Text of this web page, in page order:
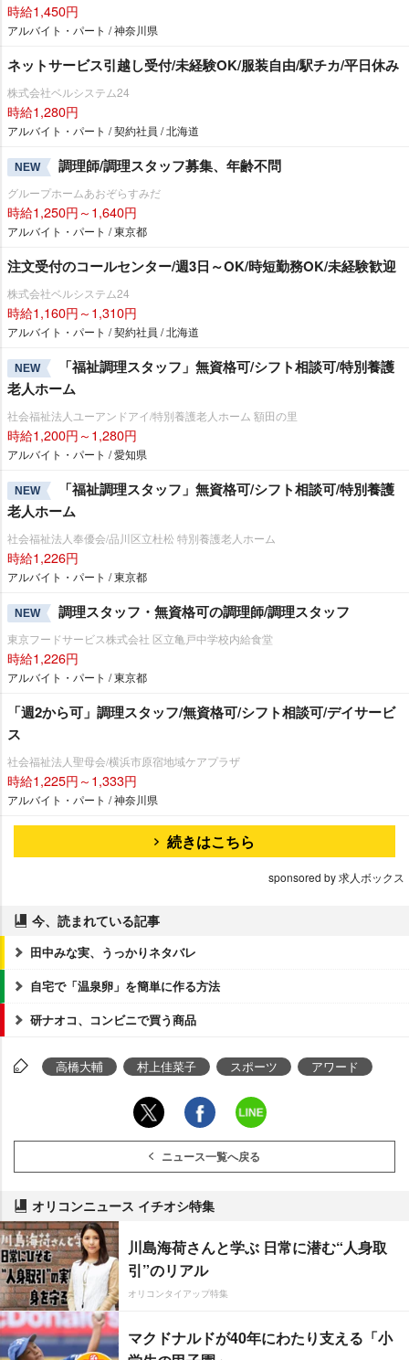
時給1,450円
アルバイト・パート / 神奈川県
ネットサービス引越し受付/未経験OK/服装自由/駅チカ/平日休み
株式会社ベルシステム24
時給1,280円
アルバイト・パート / 契約社員 / 北海道
NEW 調理師/調理スタッフ募集、年齢不問
グループホームあおぞらすみだ
時給1,250円～1,640円
アルバイト・パート / 東京都
注文受付のコールセンター/週3日～OK/時短勤務OK/未経験歓迎
株式会社ベルシステム24
時給1,160円～1,310円
アルバイト・パート / 契約社員 / 北海道
NEW
「福祉調理スタッフ」無資格可/シフト相談可/特別養護
老人ホーム
社会福祉法人ユーアンドアイ/特別養護老人ホーム 額田の里
時給1,200円～1,280円
アルバイト・パート / 愛知県
NEW
「福祉調理スタッフ」無資格可/シフト相談可/特別養護
老人ホーム
社会福祉法人奉優会/品川区立杜松 特別養護老人ホーム
時給1,226円
アルバイト・パート / 東京都
NEW 調理スタッフ・無資格可の調理師/調理スタッフ
東京フードサービス株式会社 区立亀戸中学校内給食堂
時給1,226円
アルバイト・パート / 東京都
「週2から可」調理スタッフ/無資格可/シフト相談可/デイサービ
ス
社会福祉法人聖母会/横浜市原宿地域ケアプラザ
時給1,225円～1,333円
アルバイト・パート / 神奈川県
続きはこちら
sponsored by 求人ボックス
今、読まれている記事
田中みな実、うっかりネタバレ
自宅で「温泉卵」を簡単に作る方法
研ナオコ、コンビニで買う商品
高橋大輔 村上佳菜子 スポーツ アワード
ニュース一覧へ戻る
オリコンニュース イチオシ特集
川島海荷さんと学ぶ 日常に潜む“人身取
引”のリアル
オリコンタイアップ特集
マクドナルドが40年にわたり支える「小